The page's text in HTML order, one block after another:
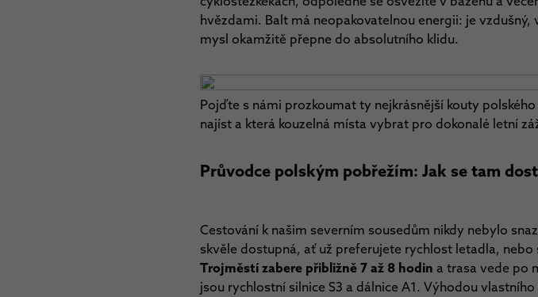
hvězdami. Balt má neopakovatelnou energii: je
mysl okamžitě přepne do absolutního klidu.
Pojďte s námi prozkoumat ty nejkrásnější kouty
najíst a která kouzelná místa vybrat pro dokonalé letní
Průvodce polským pobřežím: Jak se tam
Cestování k našim severním sousedům nikdy nebylo
skvěle dostupná, ať už preferujete rychlost letadla,
Trojměstí zabere přibližně 7 až 8 hodin a trasa vede po
jsou rychlostní silnice S3 a dálnice A1. Výhodou